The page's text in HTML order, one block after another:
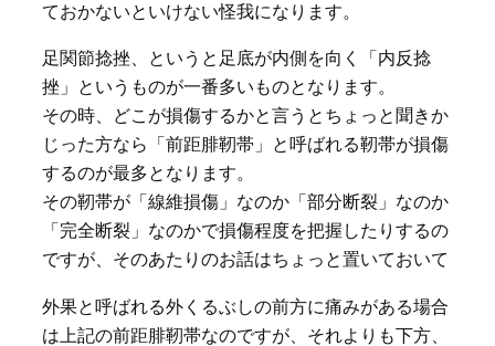
ておかないといけない怪我になります。
足関節捻挫、というと足底が内側を向く「内反捻
挫」というものが一番多いものとなります。
その時、どこが損傷するかと言うとちょっと聞きか
じった方なら「前距腓靭帯」と呼ばれる靭帯が損傷
するのが最多となります。
その靭帯が「線維損傷」なのか「部分断裂」なのか
「完全断裂」なのかで損傷程度を把握したりするの
ですが、そのあたりのお話はちょっと置いておいて
外果と呼ばれる外くるぶしの前方に痛みがある場合
は上記の前距腓靭帯なのですが、それよりも下方、